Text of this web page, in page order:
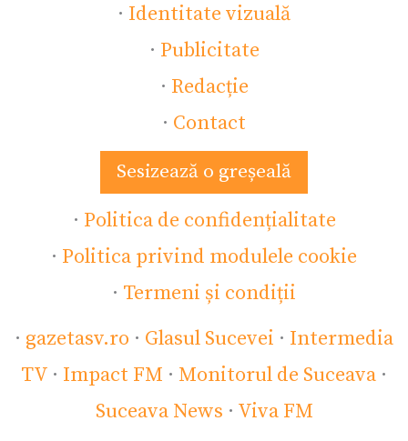
· Identitate vizuală
· Publicitate
· Redacție
· Contact
Sesizează o greșeală
· Politica de confidențialitate
· Politica privind modulele cookie
· Termeni și condiții
· gazetasv.ro · Glasul Sucevei · Intermedia
TV · Impact FM · Monitorul de Suceava ·
Suceava News · Viva FM